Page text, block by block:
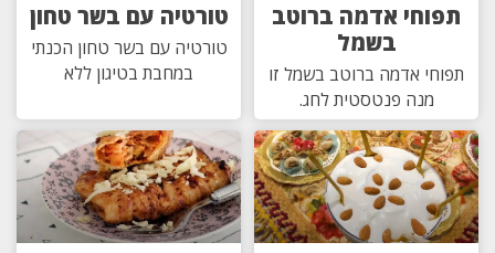
תפוחי אדמה ברוטב
בשמל
תפוחי אדמה ברוטב בשמל זו
מנה פנטסטית לחג.
טורטיה עם בשר טחון
טורטיה עם בשר טחון הכנתי
במחבת בטיגון ללא